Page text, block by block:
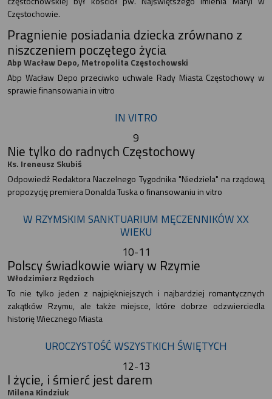
Częstochowie.
Pragnienie posiadania dziecka zrównano z
niszczeniem poczętego życia
Abp Wacław Depo, Metropolita Częstochowski
Abp Wacław Depo przeciwko uchwale Rady Miasta Częstochowy w
sprawie finansowania in vitro
IN VITRO
9
Nie tylko do radnych Częstochowy
Ks. Ireneusz Skubiś
Odpowiedź Redaktora Naczelnego Tygodnika "Niedziela" na rządową
propozycję premiera Donalda Tuska o finansowaniu in vitro
W RZYMSKIM SANKTUARIUM MĘCZENNIKÓW XX
WIEKU
10-11
Polscy świadkowie wiary w Rzymie
Włodzimierz Rędzioch
To nie tylko jeden z najpiękniejszych i najbardziej romantycznych
zakątków Rzymu, ale także miejsce, które dobrze odzwierciedla
historię Wiecznego Miasta
UROCZYSTOŚĆ WSZYSTKICH ŚWIĘTYCH
12-13
I życie, i śmierć jest darem
Milena Kindziuk